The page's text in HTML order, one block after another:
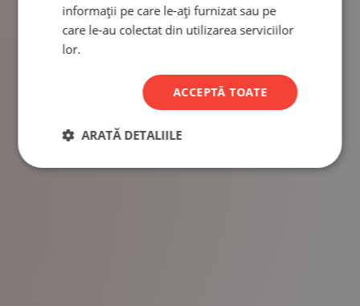
informații pe care le-ați furnizat sau pe
care le-au colectat din utilizarea serviciilor
lor.
ACCEPTĂ TOATE
ARATĂ DETALIILE